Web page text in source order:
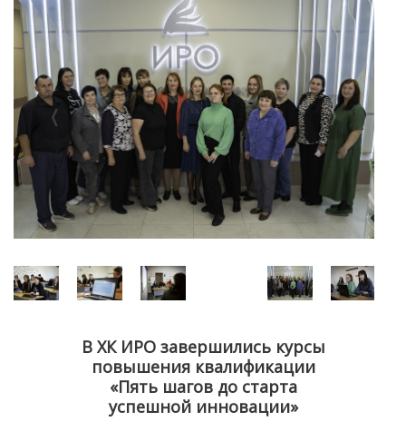
В ХК ИРО завершились курсы
повышения квалификации
«Пять шагов до старта
успешной инновации»